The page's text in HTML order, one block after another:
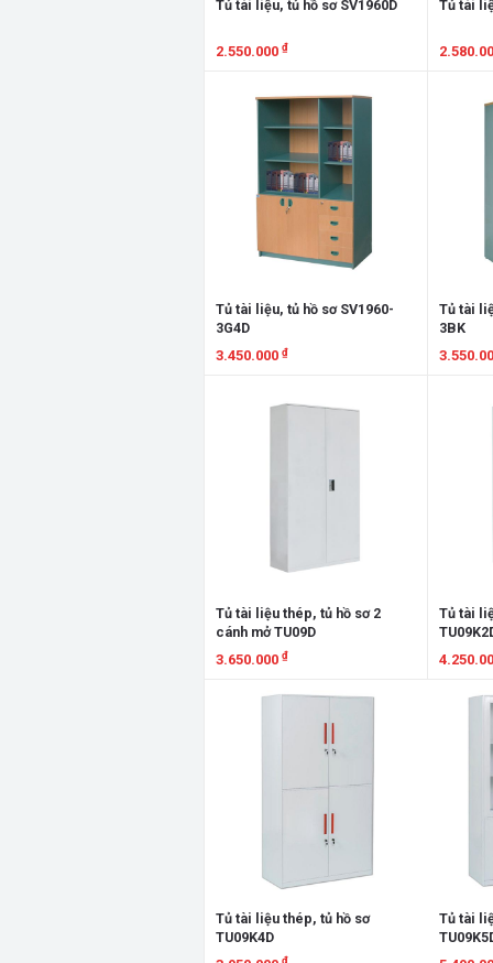
Tủ tài liệu, tủ hồ sơ SV1960D
2.550.000 ₫
Tủ tài
Tủ tài liệu, tủ hồ sơ SV1960-
3G4D
3.450.000 ₫
Tủ tài
3BK
Tủ tài liệu thép, tủ hồ sơ 2
cánh mở TU09D
3.650.000 ₫
Xem chi tiết
Tủ tài
Xem
Tủ tài liệu thép, tủ hồ sơ
TU09K4D
Tủ tài